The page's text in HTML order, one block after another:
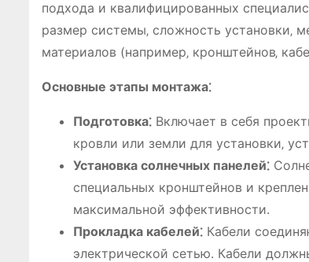
подхода и квалифицированных
размер системы‚ сложность установки‚
материалов (например‚ кронштейнов‚
Основные этапы монтажа⁚
Подготовка⁚ Включает в себя
кровли или земли для установки‚
Установка солнечных панелей⁚
специальных кронштейнов и
максимальной эффективности.
Прокладка кабелей⁚ Кабели
электрической сетью. Кабели